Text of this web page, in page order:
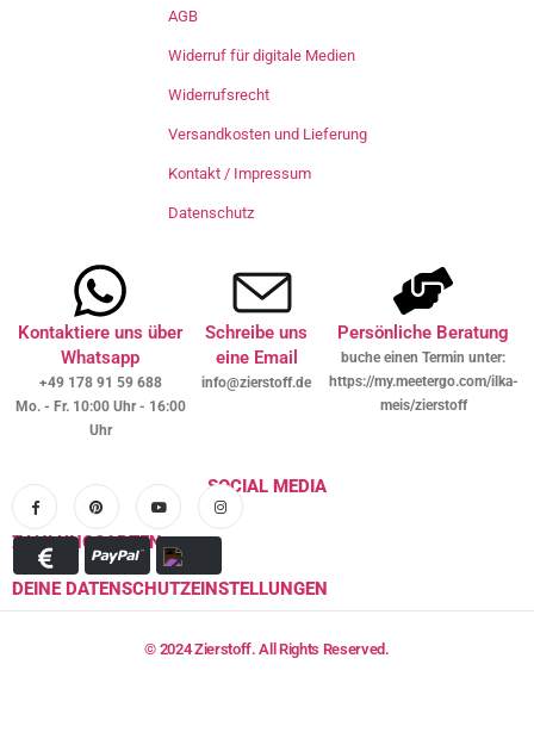
AGB
Widerruf für digitale Medien
Widerrufsrecht
Versandkosten und Lieferung
Kontakt / Impressum
Datenschutz
Kontaktiere uns über
Whatsapp
+49 178 91 59 688
Mo. - Fr. 10:00 Uhr - 16:00
Uhr
Schreibe uns
eine Email
info@zierstoff.de
Persönliche Beratung
buche einen Termin unter:
https://my.meetergo.com/ilka-
meis/zierstoff
SOCIAL MEDIA
ZAHLUNGSARTEN
DEINE DATENSCHUTZEINSTELLUNGEN
© 2024 Zierstoff. All Rights Reserved.